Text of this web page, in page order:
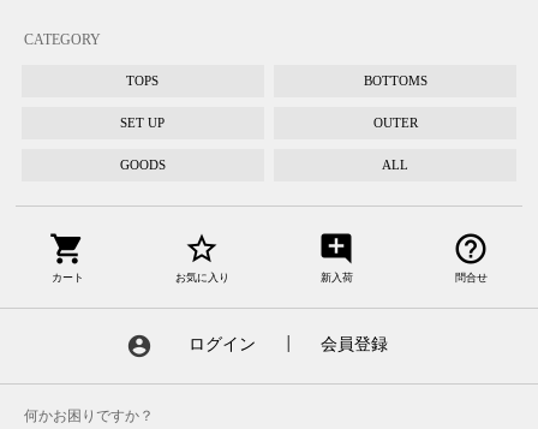
CATEGORY
TOPS BOTTOMS
SET UP OUTER
GOODS ALL
shopping_cart
カート
star_border
お気に入り
add_comment
新入荷
help_outline
問合せ
account_circle ログイン 会員登録
何かお困りですか？